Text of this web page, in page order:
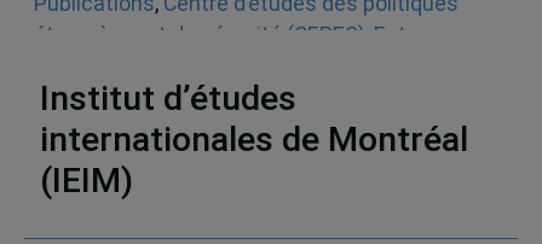
étrangères et de sécurité (CEPES) Entrevues
Institut d’études
internationales de Montréal
(IEIM)